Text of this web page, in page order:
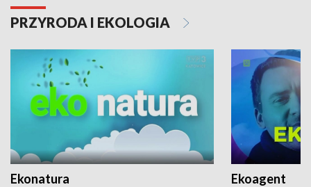
PRZYRODA I EKOLOGIA
Ekonatura Ekoagent